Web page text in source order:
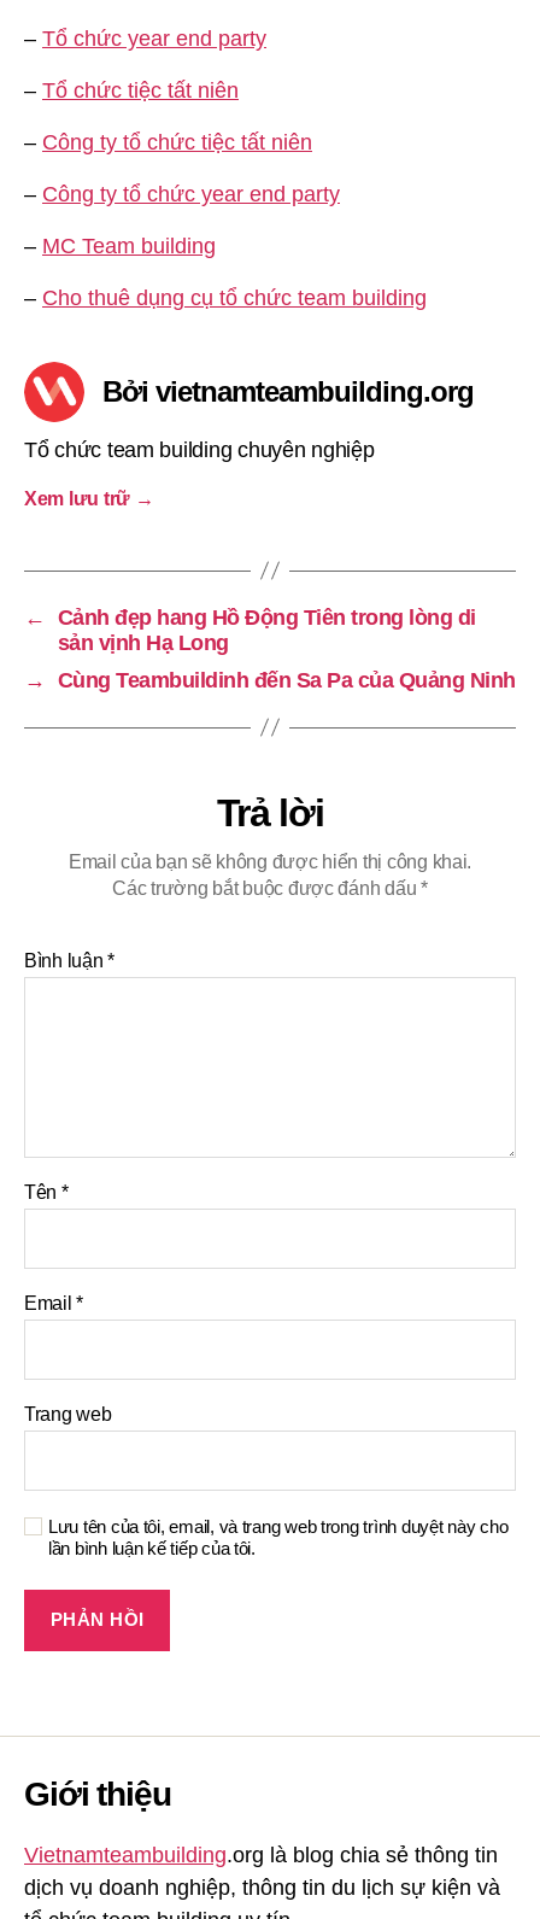
– Tổ chức year end party
– Tổ chức tiệc tất niên
– Công ty tổ chức tiệc tất niên
– Công ty tổ chức year end party
– MC Team building
– Cho thuê dụng cụ tổ chức team building
Bởi vietnamteambuilding.org
Tổ chức team building chuyên nghiệp
Xem lưu trữ →
←
Cảnh đẹp hang Hồ Động Tiên trong lòng di
sản vịnh Hạ Long
→
Cùng Teambuildinh đến Sa Pa của Quảng Ninh
Trả lời
Email của bạn sẽ không được hiển thị công khai.
Các trường bắt buộc được đánh dấu*
Bình luận*
Tên *
Email*
Trang web
Lưu tên của tôi, email, và trang web trong trình duyệt này cho
lần bình luận kế tiếp của tôi.
Giới thiệu
Vietnamteambuilding.org là blog chia sẻ thông tin
dịch vụ doanh nghiệp, thông tin du lịch sự kiện và